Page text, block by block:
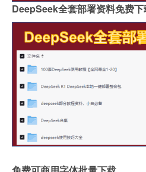
DeepSeek全套部署资料免费下